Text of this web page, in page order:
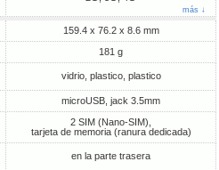
más ↓
159.4 x 76.2 x 8.6 mm
181 g
vidrio, plastico, plastico
microUSB, jack 3.5mm
2 SIM (Nano-SIM),
tarjeta de memoria (ranura dedicada)
en la parte trasera